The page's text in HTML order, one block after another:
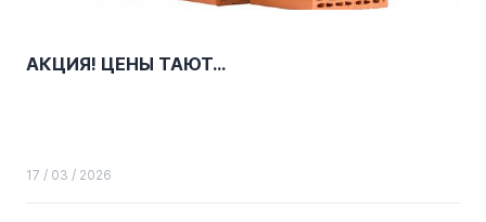
АКЦИЯ! ЦЕНЫ ТАЮТ...
17 / 03 / 2026